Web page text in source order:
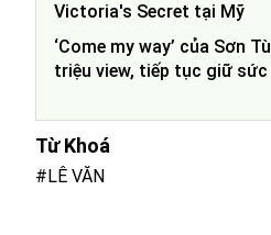
Victoria's Secret tại Mỹ
‘Come my way’ của Sơn
triệu view, tiếp tục giữ sức
Từ Khoá
#LÊ VĂN